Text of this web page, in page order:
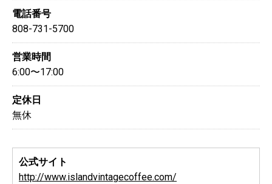
電話番号
808-731-5700
営業時間
6:00〜17:00
定休日
無休
公式サイト
http://www.islandvintagecoffee.com/